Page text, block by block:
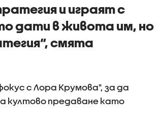
и играят с
дати в живота им, но
смята
с Лора Крумова", за да
култово предаване като